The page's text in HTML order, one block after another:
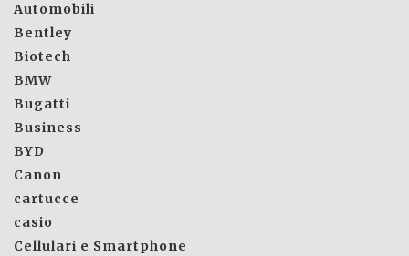
Automobili
Bentley
Biotech
BMW
Bugatti
Business
BYD
Canon
cartucce
casio
Cellulari e Smartphone